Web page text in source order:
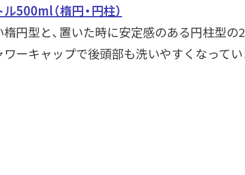
500ml（楕円・円柱）
円型と、置いた時に安定感のある円柱型の
ーキャップで後頭部も洗いやすくなってい